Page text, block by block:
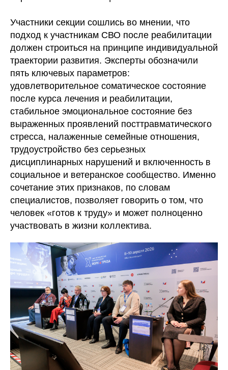
Участники секции сошлись во мнении, что
подход к участникам СВО после реабилитации
должен строиться на принципе индивидуальной
траектории развития. Эксперты обозначили
пять ключевых параметров:
удовлетворительное соматическое состояние
после курса лечения и реабилитации,
стабильное эмоциональное состояние без
выраженных проявлений посттравматического
стресса, налаженные семейные отношения,
трудоустройство без серьезных
дисциплинарных нарушений и включенность в
социальное и ветеранское сообщество. Именно
сочетание этих признаков, по словам
специалистов, позволяет говорить о том, что
человек «готов к труду» и может полноценно
участвовать в жизни коллектива.